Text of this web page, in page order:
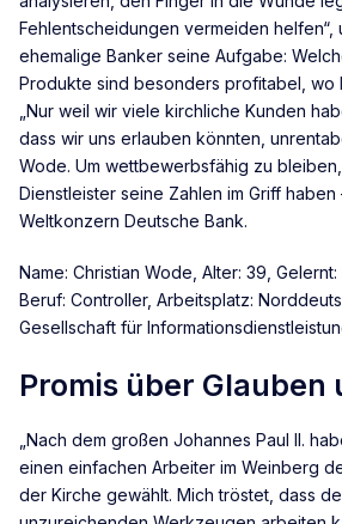
Fehlentscheidungen vermeiden helfen“,
ehemalige Banker seine Aufgabe:
Produkte sind besonders profitabel, wo
„Nur weil wir viele kirchliche Kunden
dass wir uns erlauben könnten,
Wode. Um wettbewerbsfähig zu
Dienstleister seine Zahlen im Griff
Weltkonzern Deutsche Bank.
Name: Christian Wode, Alter: 39,
Beruf: Controller, Arbeitsplatz:
Gesellschaft für
Promis über Glauben
„Nach dem großen Johannes Paul II.
einen einfachen Arbeiter im Weinberg
der Kirche gewählt. Mich tröstet, dass